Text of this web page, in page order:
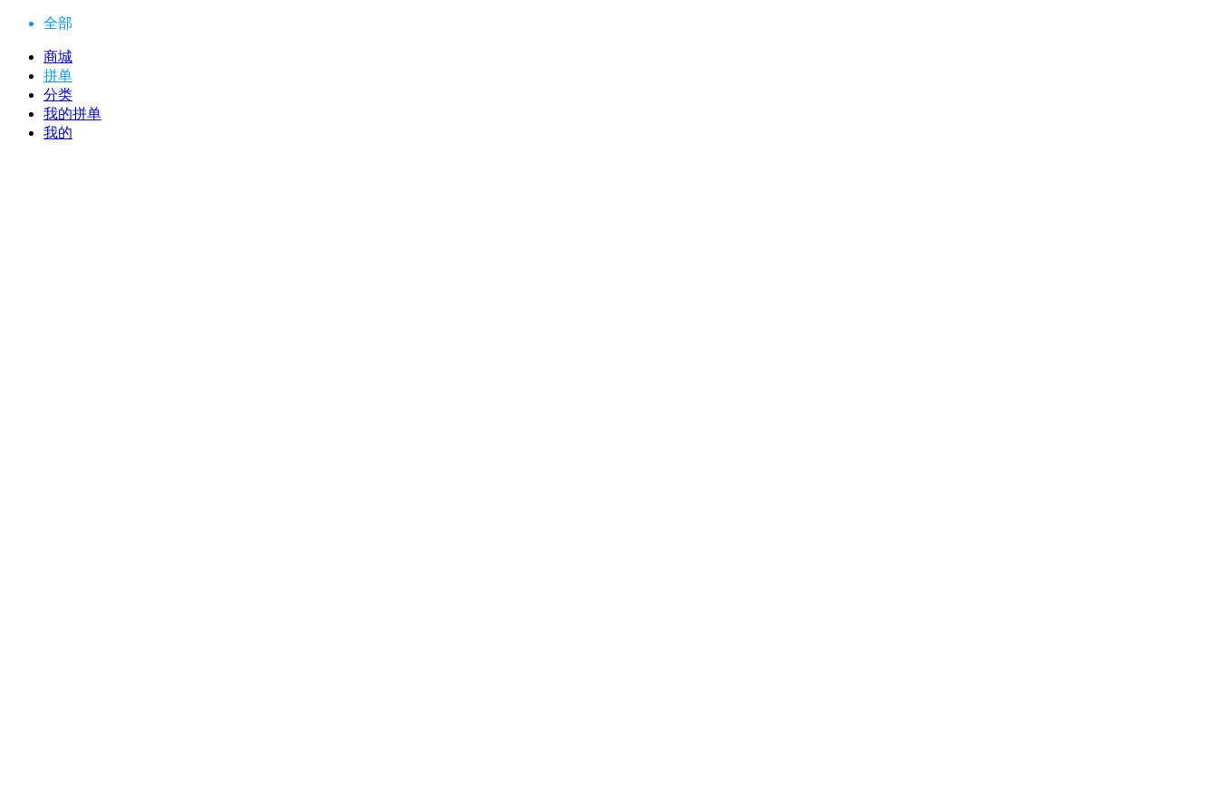
全部
商城
拼单
分类
我的拼单
我的